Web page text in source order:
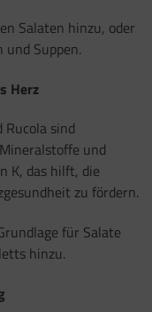
Salaten hinzu, oder
und Suppen.
Herz
sind
und
K, das hilft, die
zu fördern.
für Salate
hinzu.